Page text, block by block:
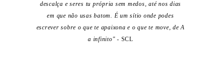
descalça e seres tu própria sem medos, até nos dias
em que não usas batom. É um sítio onde podes
escrever sobre o que te apaixona e o que te move, de A
a infinito"- SCL